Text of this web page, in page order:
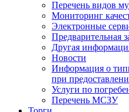
Перечень видов
Мониторинг
Электронные
Предварительная
Другая
Новости
Информация о
при
Услуги по
Перечень МСЗУ